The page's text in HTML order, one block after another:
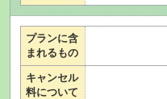
プランに含
まれるもの
キャンセル
料について